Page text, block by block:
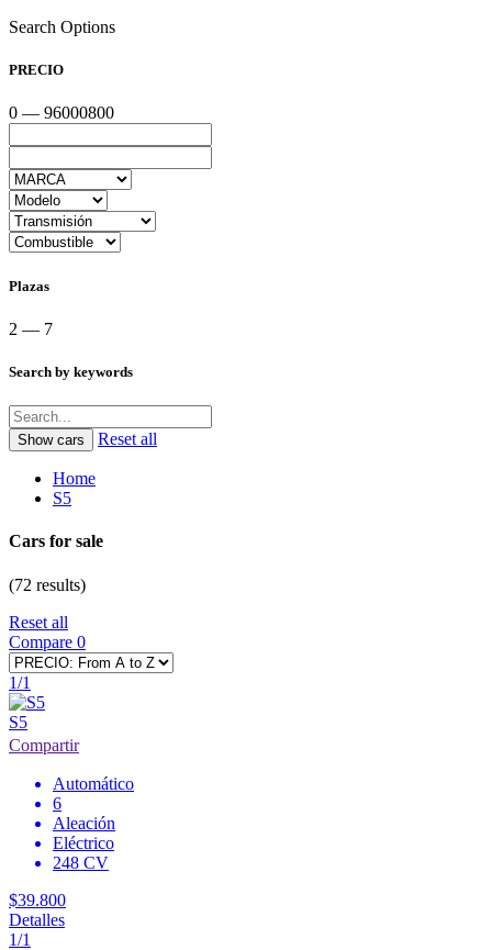
Search Options
PRECIO
0 — 96000800
Plazas
2 — 7
Search by keywords
Reset all
Home
S5
Cars for sale
(72 results)
Reset all
Compare 0
1/1
S5
Compartir
Automático
6
Aleación
Eléctrico
248 CV
$39.800
Detalles
1/1